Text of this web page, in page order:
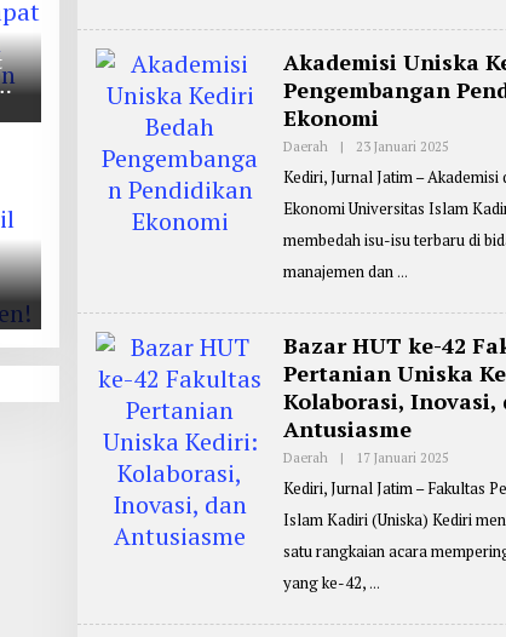
E
:
M
A
K
O
Akademisi Uniska
Pengembangan
Ekonomi
Daerah | 23 Januari 2025
E
R
P
E
:
M
A
S
Kediri, Jurnal Jatim – Akademisi
Ekonomi Universitas Islam
membedah isu-isu terbaru di
manajemen dan
Bazar HUT ke-42
Pertanian Uniska
Kolaborasi, Inovasi,
Antusiasme
Daerah | 17 Januari 2025
E
R
P
E
Kediri, Jurnal Jatim – Fakultas
Islam Kadiri (Uniska) Kediri
satu rangkaian acara
yang ke-42,